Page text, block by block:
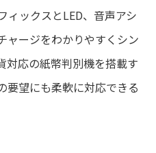
ィックスとLED、音声アシ
ャージをわかりやすくシン
対応の紙幣判別機を搭載す
要望にも柔軟に対応できる